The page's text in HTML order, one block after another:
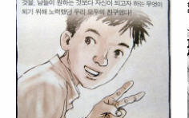
원천 소스(소재)로 가치가 높아 제
작，유통 및 소비가 원활하게..
만화 100년을 점검하는 특집으로
구성됐고, 저평가 받는 만화에 대한
사회 인식과 만화의 교육적 가치, 학
교 만화 교육 등의 내용을 담은 창간
호에는 박재동 한국예술종합학교
교수, 박창석 만화평론가, 김창남 대
중문화평론가, 백무현 서울신문 화